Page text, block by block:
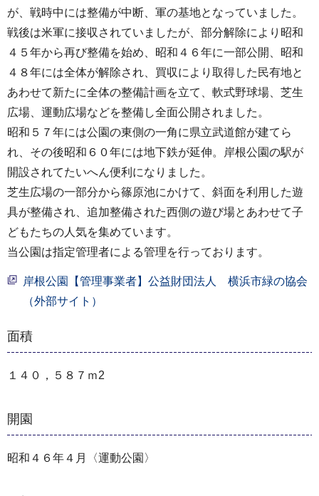
が、戦時中には整備が中断、軍の基地となっていました。
戦後は米軍に接収されていましたが、部分解除により昭和
４５年から再び整備を始め、昭和４６年に一部公開、昭和
４８年には全体が解除され、買収により取得した民有地と
あわせて新たに全体の整備計画を立て、軟式野球場、芝生
広場、運動広場などを整備し全面公開されました。
昭和５７年には公園の東側の一角に県立武道館が建てら
れ、その後昭和６０年には地下鉄が延伸。岸根公園の駅が
開設されてたいへん便利になりました。
芝生広場の一部分から篠原池にかけて、斜面を利用した遊
具が整備され、追加整備された西側の遊び場とあわせて子
どもたちの人気を集めています。
当公園は指定管理者による管理を行っております。
岸根公園【管理事業者】公益財団法人 横浜市緑の協会
（外部サイト）
面積
１４０，５８７ｍ2
開園
昭和４６年４月〈運動公園〉